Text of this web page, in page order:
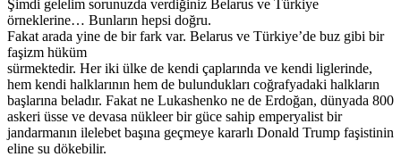
Şimdi gelelim sorunuzda verdiğiniz Belarus ve Türkiye
örneklerine… Bunların hepsi doğru.
Fakat arada yine de bir fark var. Belarus ve Türkiye’de buz gibi bir
faşizm hüküm
sürmektedir. Her iki ülke de kendi çaplarında ve kendi liglerinde,
hem kendi halklarının hem de bulundukları coğrafyadaki halkların
başlarına beladır. Fakat ne Lukashenko ne de Erdoğan, dünyada 800
askeri üsse ve devasa nükleer bir güce sahip emperyalist bir
jandarmanın ilelebet başına geçmeye kararlı Donald Trump faşistinin
eline su dökebilir.